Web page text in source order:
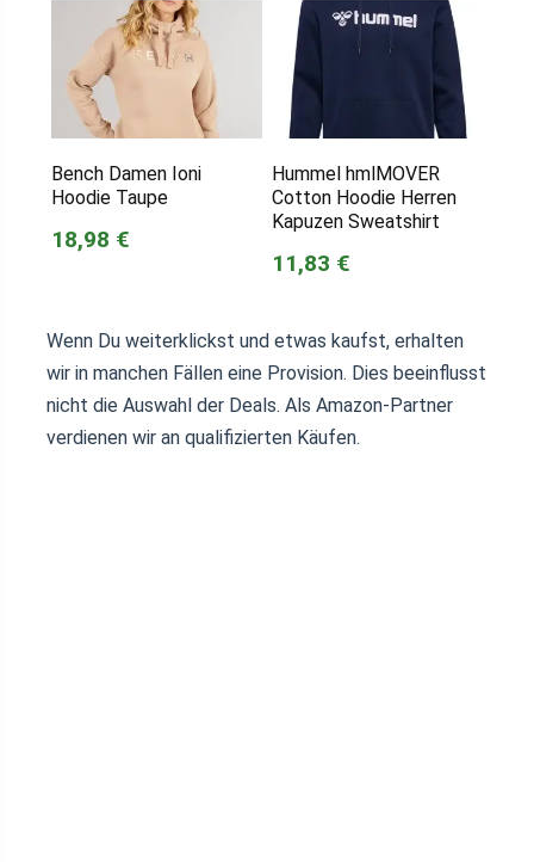
Bench Damen Ioni
Hoodie Taupe
18,98 €
Hummel hmlMOVER
Cotton Hoodie Herren
Kapuzen Sweatshirt
11,83 €
Wenn Du weiterklickst und etwas kaufst, erhalten
wir in manchen Fällen eine Provision. Dies beeinflusst
nicht die Auswahl der Deals. Als Amazon-Partner
verdienen wir an qualifizierten Käufen.